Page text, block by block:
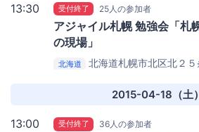
13:30 受付終了 25人の参加者
アジャイル札幌 勉強会「札
の現場」
北海道 北海道札幌市北区北２５
2015-04-18（土）
13:00 受付終了 36人の参加者